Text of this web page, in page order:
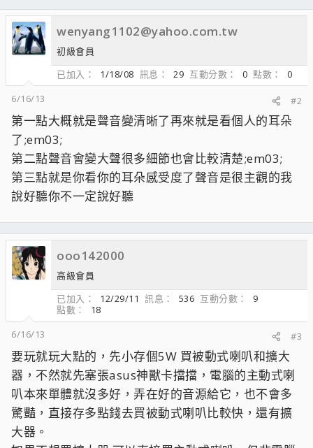
wenyang1102@yahoo.com.tw
初級會員
已加入
1/18/08 訊息 29 互動分數 0 點數
0
6/16/13
#2
第一點大概就是聲音變清晰了再來就是看個人的耳朵
了;em03;
第二點聲音會變大聲很多細節也會比較清楚;em03;
第三點就是你看你的耳朵感受度了聲音是很主觀的我
說好聽你不一定說好聽
ooo142000
高級會員
已加入
12/29/11 訊息 536 互動分數
9
點數
18
6/16/13
#3
要玩就玩大點的，先小存個5W 買被動式喇叭和擴大
器，不然就先塞張asus神獸卡擋擋，電腦的主動式喇
叭本來單體就沒多好，弄在好的音源給它，也不會多
驚豔，直接存多點錢去買被動式喇叭比較快，還有擴
大器。